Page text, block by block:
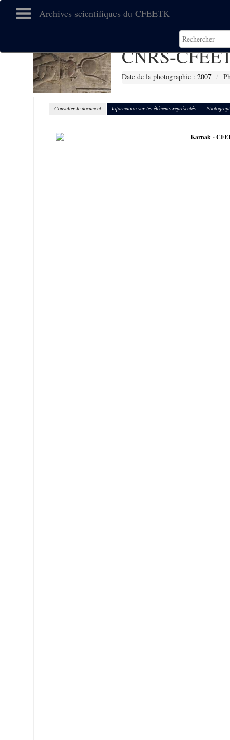
Archives scientifiques du CFEETK
CNRS-
Date de la photographie : 2007
Consulter le document Information sur les éléments représentés